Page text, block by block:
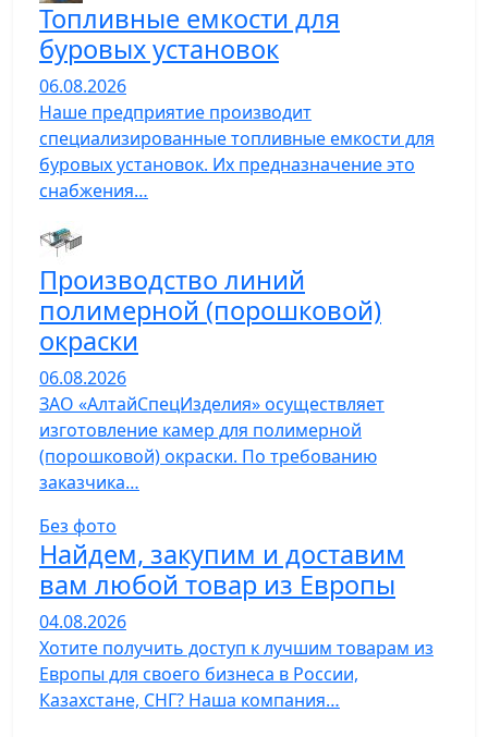
Топливные емкости для
буровых установок
06.08.2026
Наше предприятие производит
специализированные топливные емкости для
буровых установок. Их предназначение это
снабжения…
Производство линий
полимерной (порошковой)
окраски
06.08.2026
ЗАО «АлтайСпецИзделия» осуществляет
изготовление камер для полимерной
(порошковой) окраски. По требованию
заказчика…
Без фото
Найдем, закупим и доставим
вам любой товар из Европы
04.08.2026
Хотите получить доступ к лучшим товарам из
Европы для своего бизнеса в России,
Казахстане, СНГ? Наша компания…